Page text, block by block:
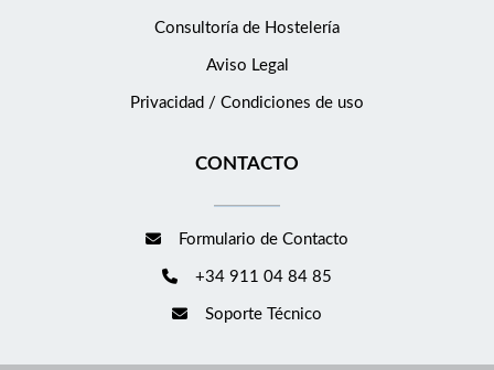
Consultoría de Hostelería
Aviso Legal
Privacidad / Condiciones de uso
CONTACTO
Formulario de Contacto
+34 911 04 84 85
Soporte Técnico